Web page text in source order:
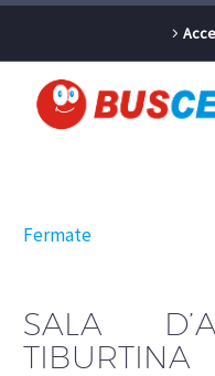
Fermate
SALA
TIBURTINA